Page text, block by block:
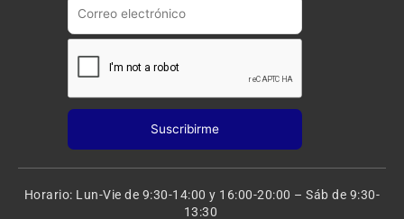
Horario: Lun-Vie de 9:30-14:00 y 16:00-20:00 – Sáb de 9:30-
13:30